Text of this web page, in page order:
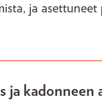
ja
ja kadonneen